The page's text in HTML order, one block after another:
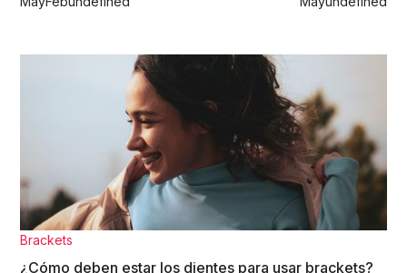
Brackets
¿Cómo deben estar los dientes para usar brackets?